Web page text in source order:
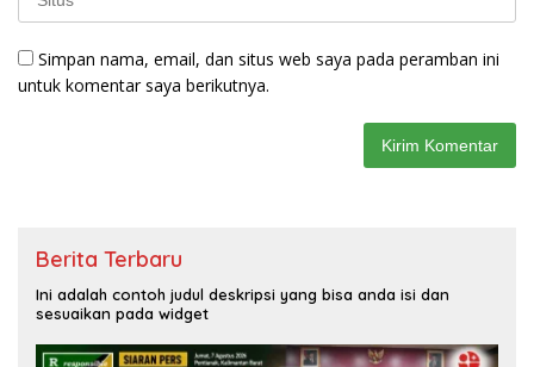
Simpan nama, email, dan situs web saya pada peramban ini
untuk komentar saya berikutnya.
Berita Terbaru
Ini adalah contoh judul deskripsi yang bisa anda isi dan
sesuaikan pada widget